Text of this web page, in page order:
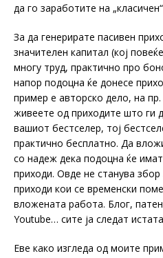
да го заработите на
За да генерирате пасивен
значителен капитал (кој
многу труд, практично про
напор подоцна ќе донесе
пример е авторско дело, на пр.
живеете од приходите што ги
вашиот бестселер, тој
практично бесплатно. Да
со надеж дека подоцна ќе
приходи. Овде не станува збор
приходи кои се временски
вложената работа. Блог,
Youtube… сите ја следат
Еве како изгледа од моите